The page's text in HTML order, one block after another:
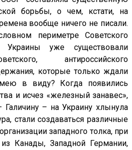
борьбы, о чем, кстати, на
вообще ничего не писали.
периметре Советского
уже существовали
антироссийского
которые только ждали
в виду? Когда появились
и исчез «железный занавес»,
Галичину – на Украину хлынула
стали создаваться различные
западного толка, при
Канады, Западной Германии,